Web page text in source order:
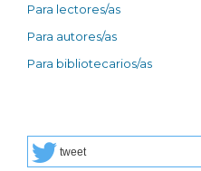
Para lectores/as
Para autores/as
Para bibliotecarios/as
tweet